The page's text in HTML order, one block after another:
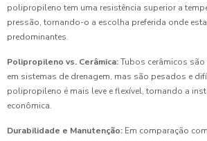
polipropileno tem uma resistência superior a
pressão, tornando-o a escolha preferida onde
predominantes.
Polipropileno vs. Cerâmica:Tubos cerâmicos
em sistemas de drenagem, mas são pesados e
polipropileno é mais leve e flexível, tornando a
econômica.
Durabilidade e Manutenção: Em comparação